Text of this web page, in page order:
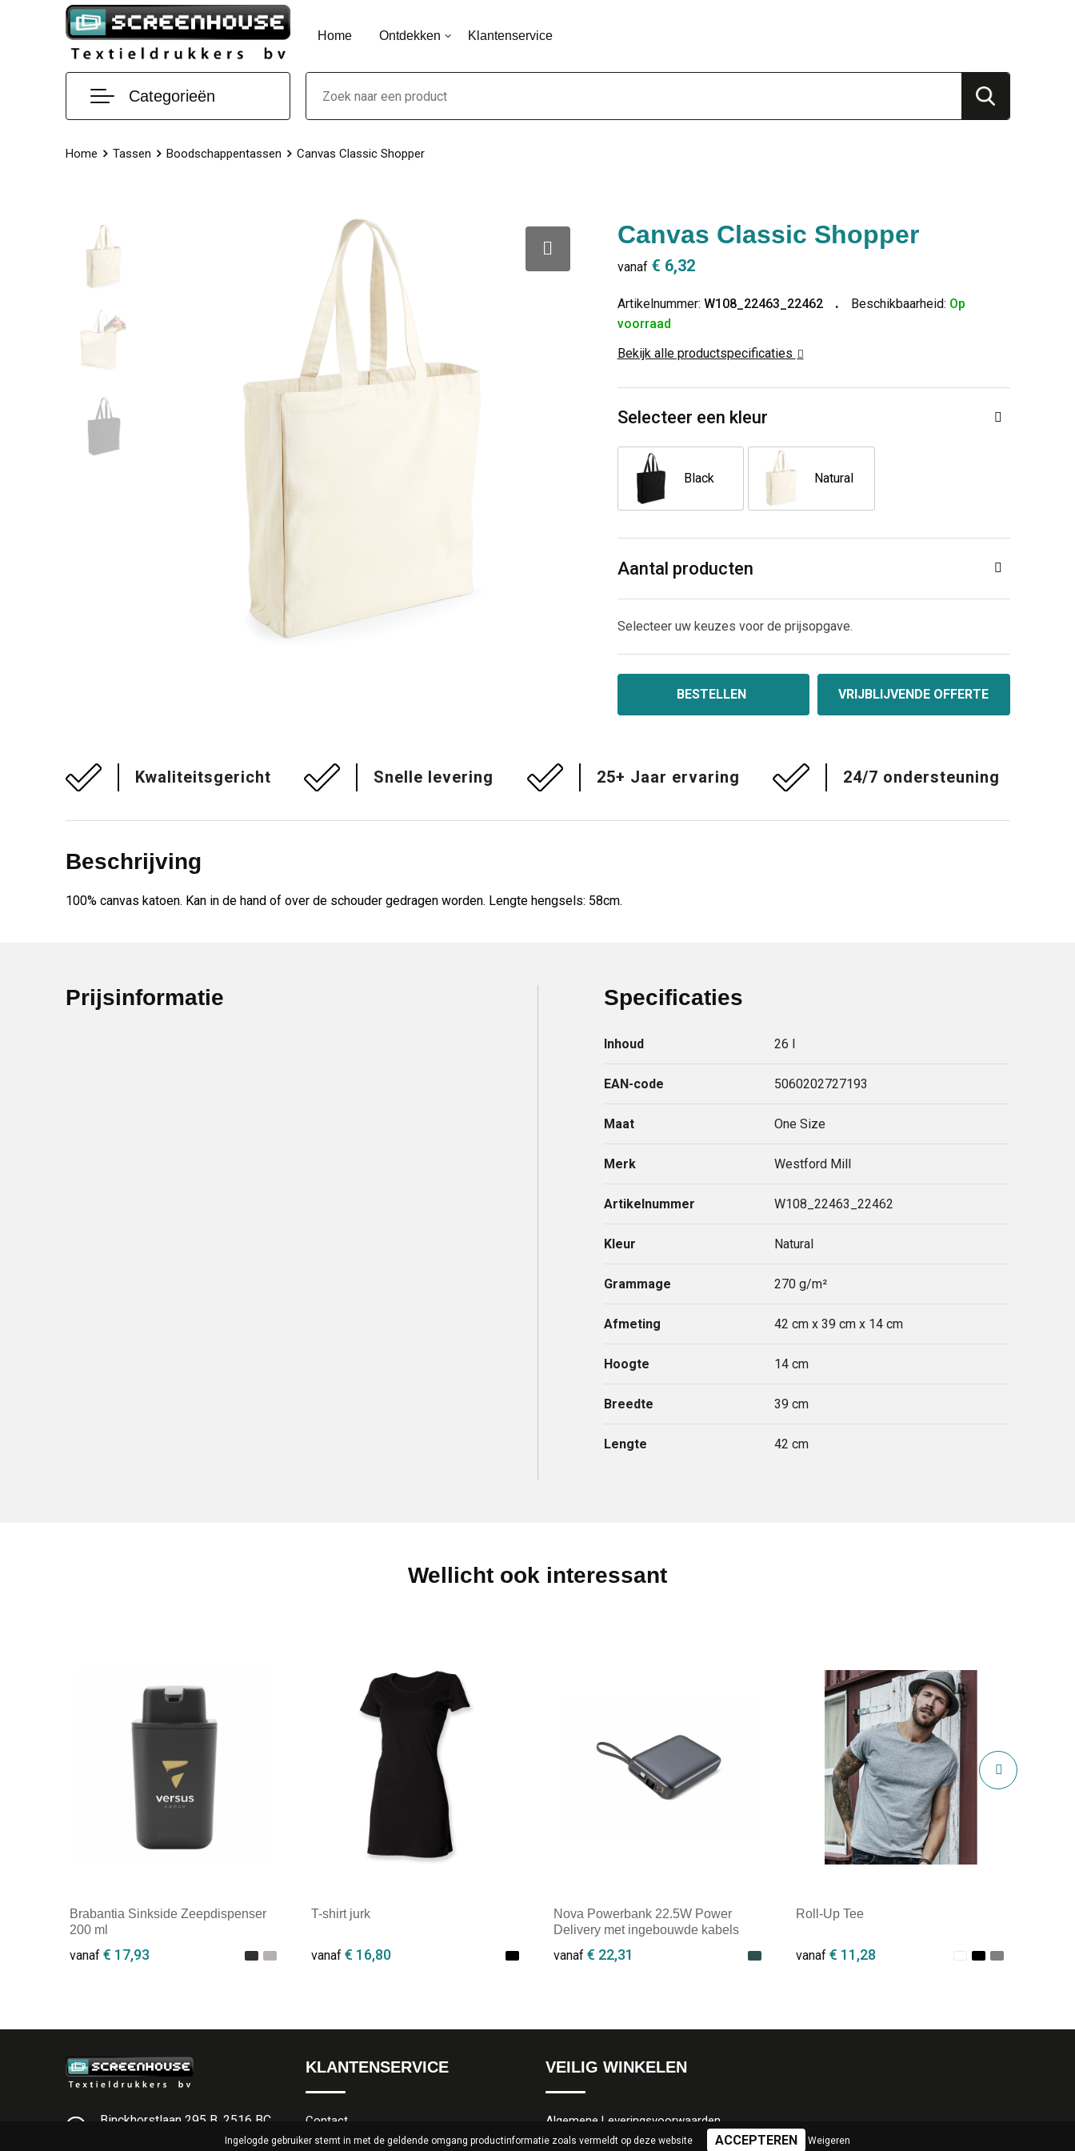
Home Ontdekken Klantenservice
Categorieën
Home Tassen Boodschappentassen Canvas Classic Shopper
Canvas Classic Shopper
vanaf € 6,32
Artikelnummer: W108_22463_22462 Beschikbaarheid: Op
voorraad
Bekijk alle productspecificaties
Selecteer een kleur
Black Natural
Aantal producten
Selecteer uw keuzes voor de prijsopgave.
BESTELLEN VRIJBLIJVENDE OFFERTE
Kwaliteitsgericht Snelle levering 25+ Jaar ervaring 24/7 ondersteuning
Beschrijving
100% canvas katoen. Kan in de hand of over de schouder gedragen worden. Lengte hengsels: 58cm.
Prijsinformatie Specificaties
Inhoud 26 l
EAN-code 5060202727193
Maat One Size
Merk Westford Mill
Artikelnummer W108_22463_22462
Kleur Natural
Grammage 270 g/m²
Afmeting 42 cm x 39 cm x 14 cm
Hoogte 14 cm
Breedte 39 cm
Lengte 42 cm
Wellicht ook interessant
Brabantia Sinkside Zeepdispenser
200 ml
vanaf € 17,93
T-shirt jurk
vanaf€ 16,80
Nova Powerbank 22.5W Power
Delivery met ingebouwde kabels
vanaf € 22,31
Roll-Up Tee
vanaf € 11,28
Binckhorstlaan 295 B, 2516 BC
KLANTENSERVICE
Contact
VEILIG WINKELEN
Algemene Leveringsvoorwaarden
Ingelogde gebruiker stemt in met de geldende omgang productinformatie zoals vermeldt op deze website Weigeren